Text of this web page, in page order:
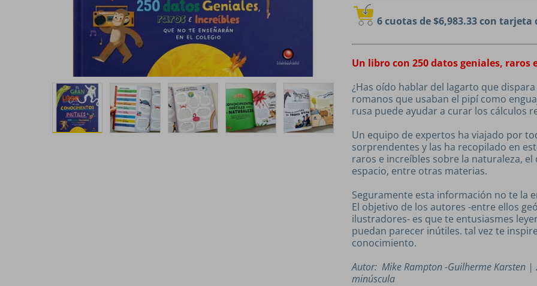
6 cuotas de$6,983.33con tarjeta
Un libro con 250 datos geniales,
¿Has oído hablar del lagarto que
romanos que usaban el pipí como
rusa puede ayudar a curar los cálculos
Un equipo de expertos ha viajado por
sorprendentes y las ha recopilado en
raros e increíbles sobre la naturaleza,
espacio, entre otras materias.
Seguramente esta información no te la
El objetivo de los autores -entre ellos
ilustradores- es que te entusiasmes
puedan parecer inútiles. tal vez te
conocimiento.
Autor: Mike Rampton -Guilherme
minúscula